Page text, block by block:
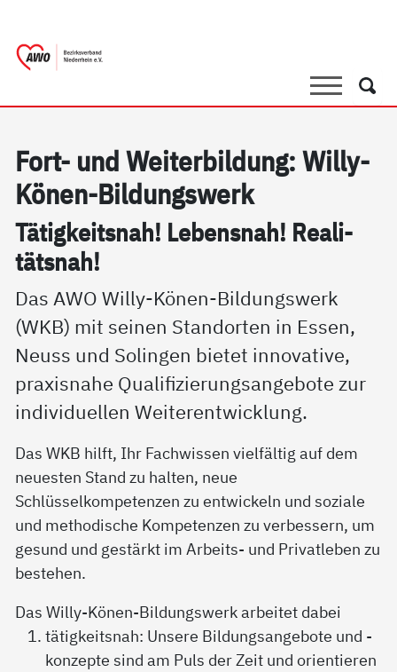
SucheSuche
Fort- und Wei­ter­bil­dung: Wil­ly-
Kö­nen-Bil­dungs­werk
Tä­tig­keits­nah! Le­bens­nah! Rea­li­
täts­nah!
Das AWO Willy-Könen-Bildungswerk
(WKB) mit seinen Standorten in Essen,
Neuss und Solingen bietet innovative,
praxisnahe Qualifizierungsangebote zur
individuellen Weiterentwicklung.
Das WKB hilft, Ihr Fachwissen vielfältig auf dem
neuesten Stand zu halten, neue
Schlüsselkompetenzen zu entwickeln und soziale
und methodische Kompetenzen zu verbessern, um
gesund und gestärkt im Arbeits- und Privatleben zu
bestehen.
Das Willy-Könen-Bildungswerk arbeitet dabei
tätigkeitsnah: Unsere Bildungsangebote und -
konzepte sind am Puls der Zeit und orientieren